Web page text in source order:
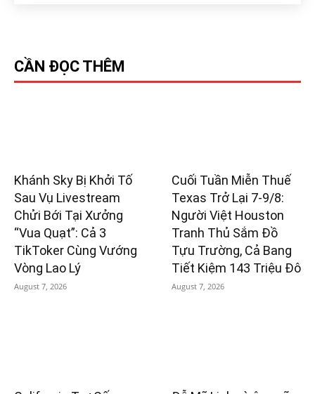
CẦN ĐỌC THÊM
Khánh Sky Bị Khởi Tố
Sau Vụ Livestream
Chửi Bới Tại Xưởng
“Vua Quạt”: Cả 3
TikToker Cùng Vướng
Vòng Lao Lý
August 7, 2026
Cuối Tuần Miễn Thuế
Texas Trở Lại 7-9/8:
Người Việt Houston
Tranh Thủ Sắm Đồ
Tựu Trường, Cả Bang
Tiết Kiệm 143 Triệu Đô
August 7, 2026